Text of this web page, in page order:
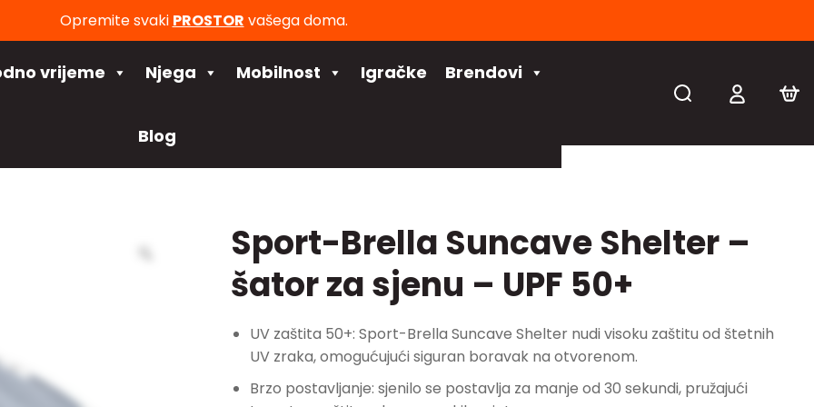
Opremite svaki PROSTOR vašega doma.
vrijeme Njega Mobilnost Igračke Brendovi
Blog
Sport-Brella Suncave Shelter –
šator za sjenu – UPF 50+
UV zaštita 50+: Sport-Brella Suncave Shelter nudi visoku zaštitu od štetnih
UV zraka, omogućujući siguran boravak na otvorenom.
Brzo postavljanje: sjenilo se postavlja za manje od 30 sekundi, pružajući